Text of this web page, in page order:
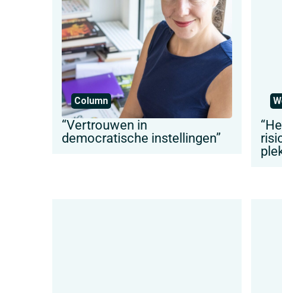
Column
“Vertrouwen in
democratische instellingen”